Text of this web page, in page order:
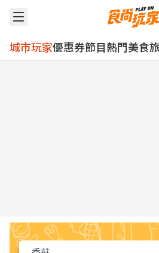
城市玩家優惠券節目熱門美食